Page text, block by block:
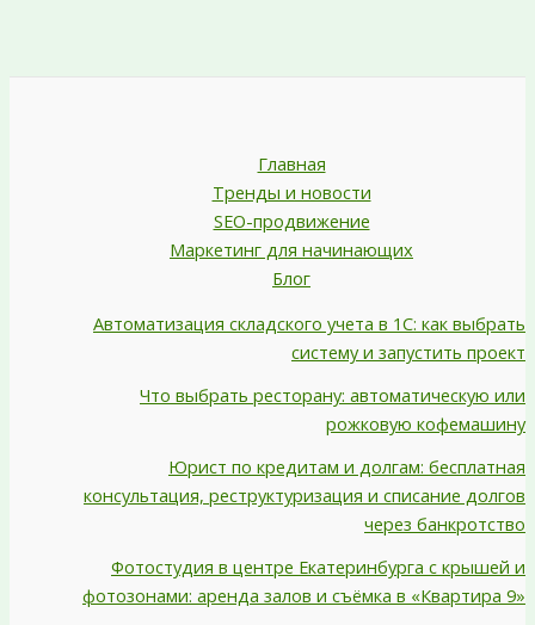
Главная
Тренды и новости
SEO-продвижение
Маркетинг для начинающих
Блог
Автоматизация складского учета в 1С: как выбрать
систему и запустить проект
Что выбрать ресторану: автоматическую или
рожковую кофемашину
Юрист по кредитам и долгам: бесплатная
консультация, реструктуризация и списание долгов
через банкротство
Фотостудия в центре Екатеринбурга с крышей и
фотозонами: аренда залов и съёмка в «Квартира 9»